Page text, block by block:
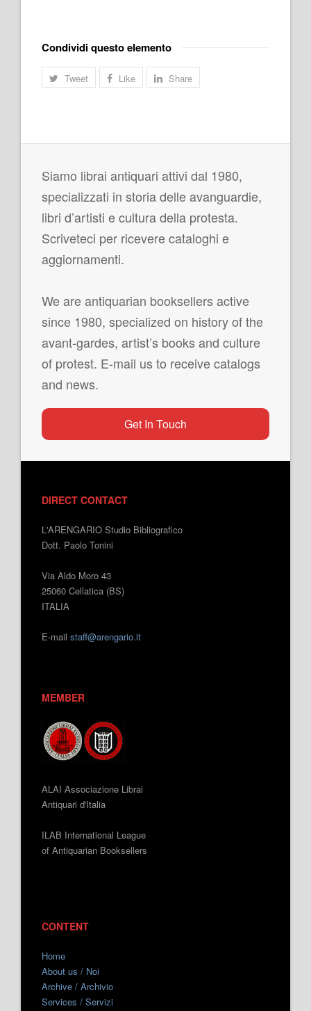
Condividi questo elemento
Tweet Like Share
Siamo librai antiquari attivi dal 1980,
specializzati in storia delle avanguardie,
libri d’artisti e cultura della protesta.
Scriveteci per ricevere cataloghi e
aggiornamenti.
We are antiquarian booksellers active
since 1980, specialized on history of the
avant-gardes, artist’s books and culture
of protest. E-mail us to receive catalogs
and news.
Get In Touch
DIRECT CONTACT
L'ARENGARIO Studio Bibliografico
Dott. Paolo Tonini
Via Aldo Moro 43
25060 Cellatica (BS)
ITALIA
E-mail staff@arengario.it
MEMBER
ALAI Associazione Librai
Antiquari d'Italia
ILAB International League
of Antiquarian Booksellers
CONTENT
Home
About us / Noi
Archive / Archivio
Services / Servizi